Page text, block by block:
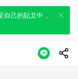
發布貼
自己的貼文中，